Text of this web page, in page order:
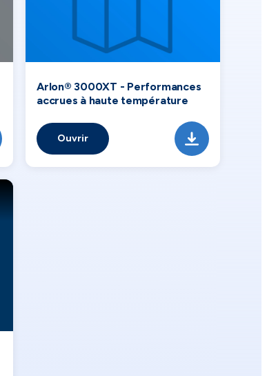
Arlon® 3000XT - Performances
accrues à haute température
Ouvrir